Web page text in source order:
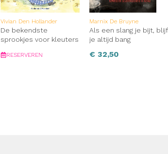
Vivian Den Hollander
De bekendste
sprookjes voor kleuters
RESERVEREN
Marnix De Bruyne
Als een slang je bijt, blijf
je altijd bang
€32,50